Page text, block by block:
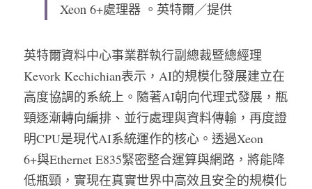
Xeon 6+處理器 。英特爾／提供
英特爾資料中心事業群執行副總裁暨總經理
Kevork Kechichian表示，AI的規模化發展建立在
高度協調的系統上。隨著AI朝向代理式發展，瓶
頸逐漸轉向編排、並行處理與資料傳輸，再度證
明CPU是現代AI系統運作的核心。透過Xeon
6+與Ethernet E835緊密整合運算與網路，將能降
低瓶頸，實現在真實世界中高效且安全的規模化